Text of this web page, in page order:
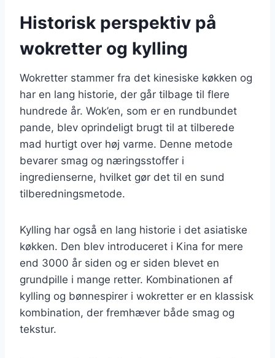
Historisk perspektiv på
wokretter og kylling
Wokretter stammer fra det kinesiske køkken og
har en lang historie, der går tilbage til flere
hundrede år. Wok’en, som er en rundbundet
pande, blev oprindeligt brugt til at tilberede
mad hurtigt over høj varme. Denne metode
bevarer smag og næringsstoffer i
ingredienserne, hvilket gør det til en sund
tilberedningsmetode.
Kylling har også en lang historie i det asiatiske
køkken. Den blev introduceret i Kina for mere
end 3000 år siden og er siden blevet en
grundpille i mange retter. Kombinationen af
kylling og bønnespirer i wokretter er en klassisk
kombination, der fremhæver både smag og
tekstur.